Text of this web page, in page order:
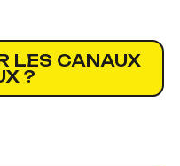
LES CANAUX
?